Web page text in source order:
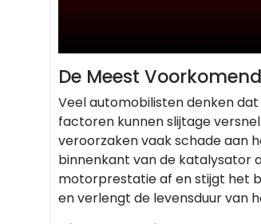
De Meest
Veel automobilisten denken
factoren kunnen slijtage
veroorzaken vaak schade aan
binnenkant van de katalysator
motorprestatie af en stijgt het
en verlengt de levensduur van